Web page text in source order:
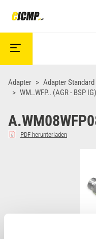
Adapter Adapter Standard
WM..WFP.. (AGR - BSP IG)
PDF herunterladen